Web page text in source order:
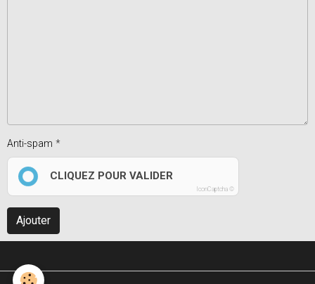
Anti-spam
CLIQUEZ POUR VALIDER
IconCaptcha ©
Ajouter